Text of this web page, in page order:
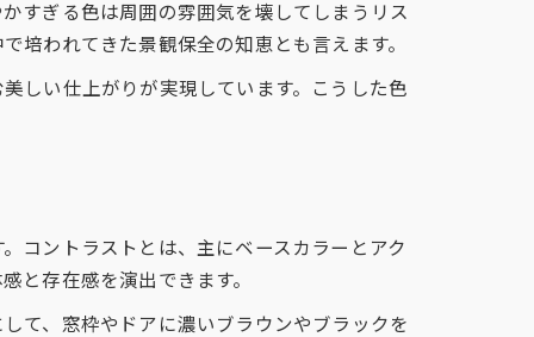
すぎる色は周囲の雰囲気を壊してしまうリス
培われてきた景観保全の知恵とも言えます。
しい仕上がりが実現しています。こうした色
コントラストとは、主にベースカラーとアク
と存在感を演出できます。
て、窓枠やドアに濃いブラウンやブラックを